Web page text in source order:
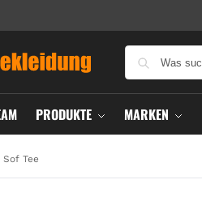
PRODUKTE MARKEN
Sof Tee